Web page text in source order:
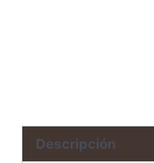
Descripción